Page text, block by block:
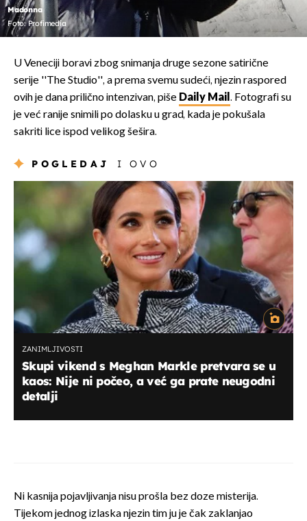
Madonna
Foto: Profimedia
U Veneciji boravi zbog snimanja druge sezone satirične
serije ''The Studio'', a prema svemu sudeći, njezin raspored
ovih je dana prilično intenzivan, piše Daily Mail . Fotografi su
je već ranije snimili po dolasku u grad, kada je pokušala
sakriti lice ispod velikog šešira.
POGLEDAJ I OVO
ZANIMLJIVOSTI
Skupi vikend s Meghan Markle pretvara se u
kaos: Nije ni počeo, a već ga prate neugodni
detalji
Ni kasnija pojavljivanja nisu prošla bez doze misterija.
Tijekom jednog izlaska njezin tim ju je čak zaklanjao